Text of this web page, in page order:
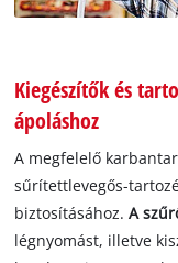
Kiegészítők és
ápoláshoz
A megfelelő
sűrítettlevegős-
biztosításához.A
légnyomást, illetve